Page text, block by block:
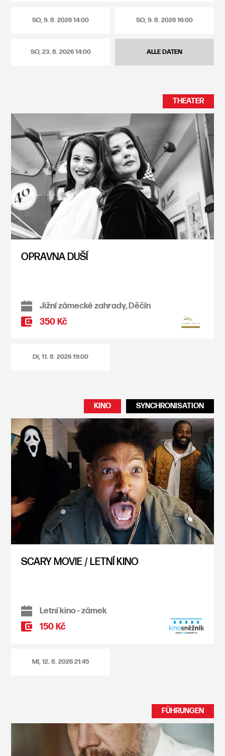
SO, 9. 8. 202614:00 SO, 9. 8. 202616:00
SO, 23. 8. 202614:00 ALLE DATEN
THEATER
OPRAVNA DUŠÍ
Jižní zámecké zahrady, Děčín
350 Kč
DI, 11. 8. 202619:00
KINO SYNCHRONISATION
SCARY MOVIE / LETNÍ KINO
Letní kino - zámek
150 Kč
MI, 12. 8. 202621:45
FÜHRUNGEN